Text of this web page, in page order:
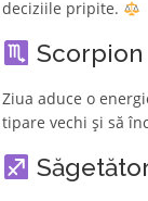
deciziile pripite.
Scorpion
Ziua aduce o
tipare vechi și să